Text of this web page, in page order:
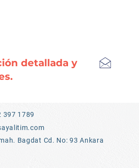
detallada y
397 1789
Bagdat Cd. No: 93 Ankara